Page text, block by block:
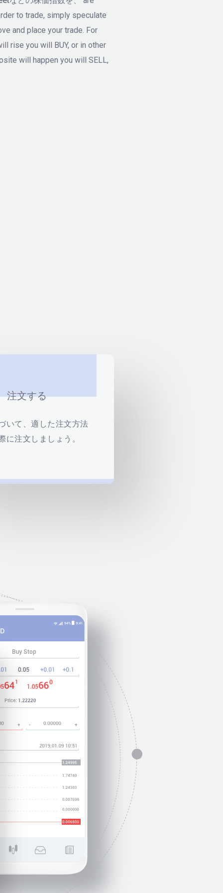
to trade, simply speculate
and place your trade. For
rise you will BUY, or in other
will happen you will SELL,
注文する
いて、適した注文方法
に注文しましょう。